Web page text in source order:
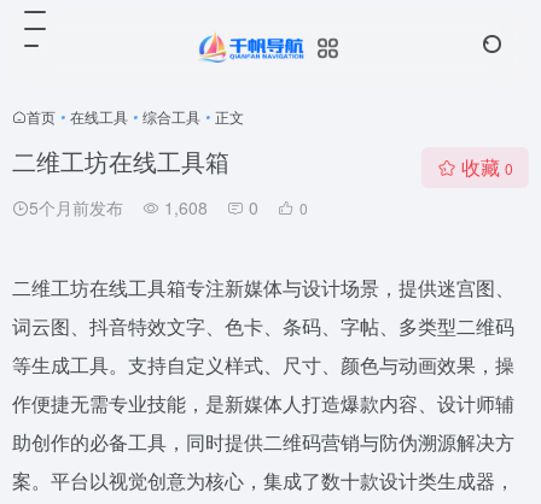
首页 • 在线工具 • 综合工具 • 正文
二维工坊在线工具箱
5个月前发布 1,608 0 0
收藏 0
二维工坊在线工具箱专注新媒体与设计场景，提供迷宫图、
词云图、抖音特效文字、色卡、条码、字帖、多类型二维码
等生成工具。支持自定义样式、尺寸、颜色与动画效果，操
作便捷无需专业技能，是新媒体人打造爆款内容、设计师辅
助创作的必备工具，同时提供二维码营销与防伪溯源解决方
案。平台以视觉创意为核心，集成了数十款设计类生成器，